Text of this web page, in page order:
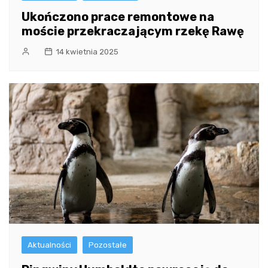
Ukończono prace remontowe na
moście przekraczającym rzekę Rawę
14 kwietnia 2025
Aktualności Pozostałe